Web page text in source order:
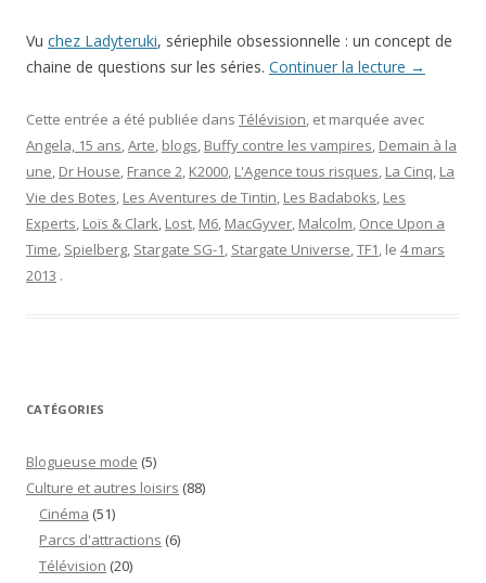
Vu chez Ladyteruki, sériephile obsessionnelle : un concept de
chaine de questions sur les séries. Continuer la lecture →
Cette entrée a été publiée dans Télévision, et marquée avec
Angela, 15 ans,Arte, blogs, Buffy contre les vampires, Demain à la
une, Dr House, France 2, K2000, L'Agence tous risques, La Cinq, La
Vie des Botes, Les Aventures de Tintin, Les Badaboks, Les
Experts, Loïs & Clark, Lost, M6, MacGyver, Malcolm, Once Upon a
Time, Spielberg, Stargate SG-1, Stargate Universe,TF1, le 4 mars
2013 .
CATÉGORIES
Blogueuse mode (5)
Culture et autres loisirs (88)
Cinéma (51)
Parcs d'attractions (6)
Télévision (20)